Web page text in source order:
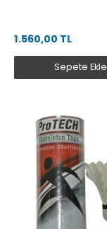
1.560,00 TL
Sepete Ekle